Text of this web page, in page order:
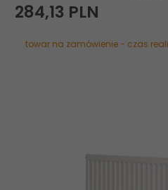
284,13 PLN
towar na zamówienie - czas